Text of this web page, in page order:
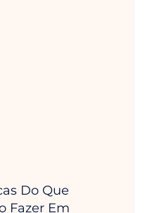
Do Que
Fazer Em